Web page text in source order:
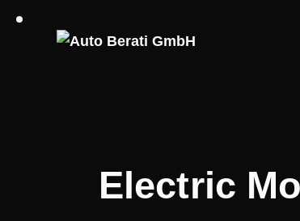
Electric